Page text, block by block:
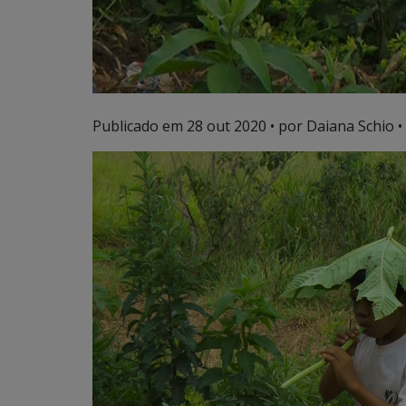
Publicado em 28 out 2020 • por Daiana Schio •